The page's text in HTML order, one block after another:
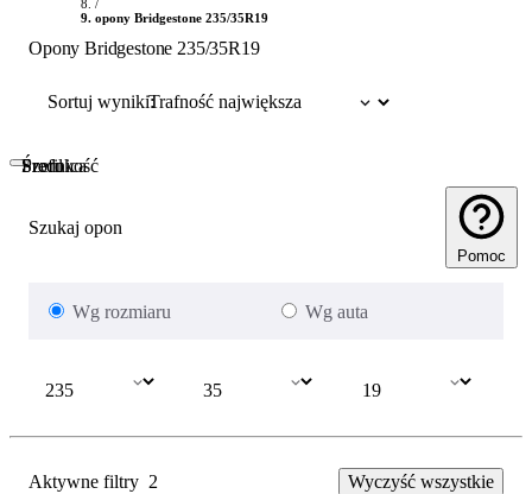
/
opony Bridgestone 235/35R19
Opony Bridgestone 235/35R19
Sortuj wyniki:
Szukaj opon
Pomoc
Wg rozmiaru Wg auta
Szerokość
Profil
Średnica
Aktywne filtry 2 Wyczyść wszystkie